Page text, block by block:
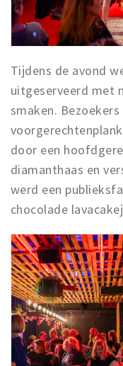
Tijdens de avond
uitgeserveerd met
smaken.
door een
diamanthaas en
werd een
chocolade